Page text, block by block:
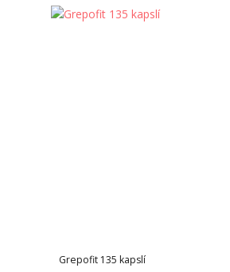
Grepofit 135 kapslí